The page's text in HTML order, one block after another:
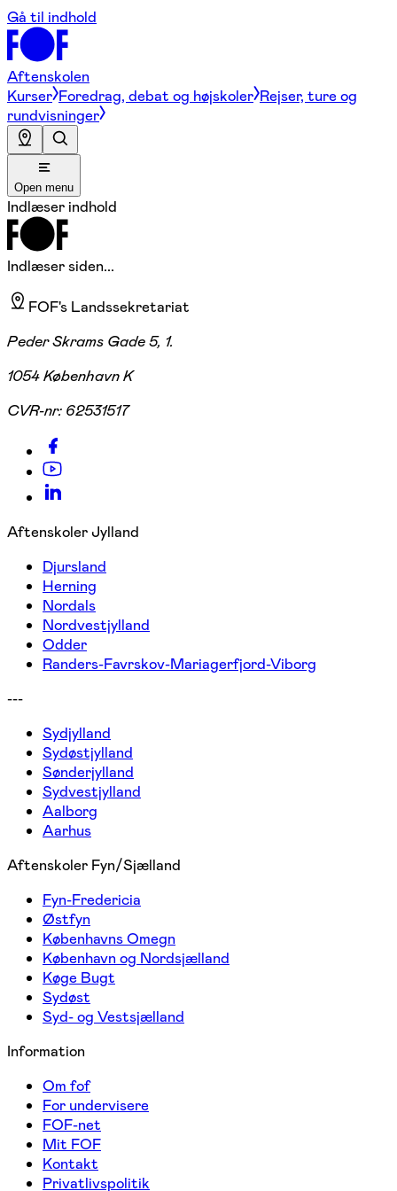
Gå til indhold
Aftenskolen
Kurser Foredrag, debat og højskoler Rejser, ture og
rundvisninger
Open menu
Indlæser indhold
Indlæser siden...
FOF's Landssekretariat
Peder Skrams Gade 5, 1.
1054 København K
CVR-nr: 62531517
Aftenskoler Jylland
Djursland
Herning
Nordals
Nordvestjylland
Odder
Randers-Favrskov-Mariagerfjord-Viborg
---
Sydjylland
Sydøstjylland
Sønderjylland
Sydvestjylland
Aalborg
Aarhus
Aftenskoler Fyn/Sjælland
Fyn-Fredericia
Østfyn
Københavns Omegn
København og Nordsjælland
Køge Bugt
Sydøst
Syd- og Vestsjælland
Information
Om fof
For undervisere
FOF-net
Mit FOF
Kontakt
Privatlivspolitik